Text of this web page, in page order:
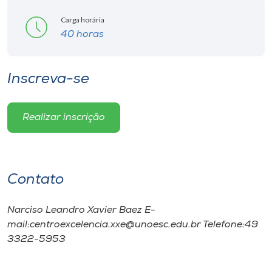
Carga horária
40 horas
Inscreva-se
Realizar inscrição
Contato
Narciso Leandro Xavier Baez E-
mail:centroexcelencia.xxe@unoesc.edu.br Telefone:49
3322-5953